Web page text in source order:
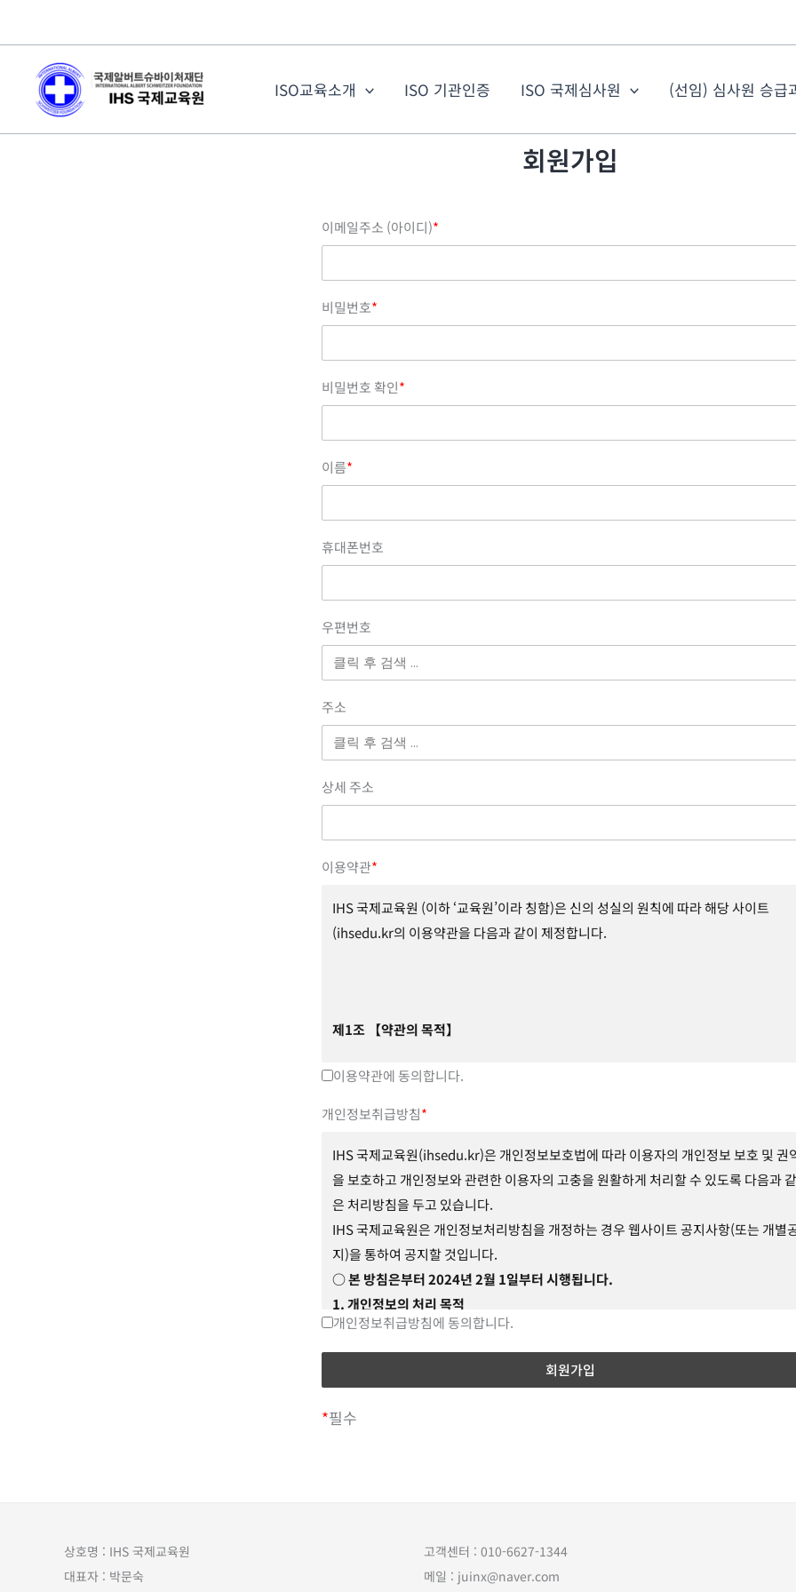
너
ISO교육소개 ISO 기관인증 ISO 국제심사원 (선임) 심사원 승급
회원가입
이메일주소 (아이디)*
비밀번호*
비밀번호 확인*
이름*
휴대폰번호
우편번호
주소
상세 주소
이용약관*
IHS 국제교육원 (이하 ‘교육원’이라 칭함)은 신의 성실의 원칙에 따라 해당 사이트
(ihsedu.kr의 이용약관을 다음과 같이 제정합니다.
제1조 【약관의목적】
본 약관은 전기통신사업법 및 동법 시행령에 의거하여 인터넷 서비스 제공업체인 교육
다.
제2 조 【약관의 효력및변경】
이 약관의 내용은 화면에 게시하거나 기타 방법으로 회원에게 공지함으로써 그
효력이 발생합니다.
교육원은 이 약관을 사정에 의거 변경할 수 있습니다. 변경된 사항은 전항과 같은
이용약관에 동의합니다.
개인정보취급방침*
IHS 국제교육원(ihsedu.kr)은 개인정보보호법에 따라 이용자의 개인정보 보호 및 권
을 보호하고 개인정보와 관련한 이용자의 고충을 원활하게 처리할 수 있도록 다음과 같
은 처리방침을 두고 있습니다.
IHS 국제교육원은 개인정보처리방침을 개정하는 경우 웹사이트 공지사항(또는 개별
지)을 통하여 공지할 것입니다.
○ 본 방침은부터 2024년 2월 1일부터 시행됩니다.
1. 개인정보의 처리 목적
교육원은 소관 업무 수행 및 민원처리 등을 목적으로 최소한의 개인정보를 수집·이용·처
리하고 있습니다.
각종 고지·통지 등을 목적으로 개인정보를 처리합니다.
서비스 제공, 청구서 발송, 콘텐츠 제공, 맞춤 서비스 제공 등을 목적으로 개인정보를 처
개인정보취급방침에 동의합니다.
*필수
상호명 : IHS 국제교육원
대표자 : 박문숙
고객센터 : 010-6627-1344
메일 : juinx@naver.com